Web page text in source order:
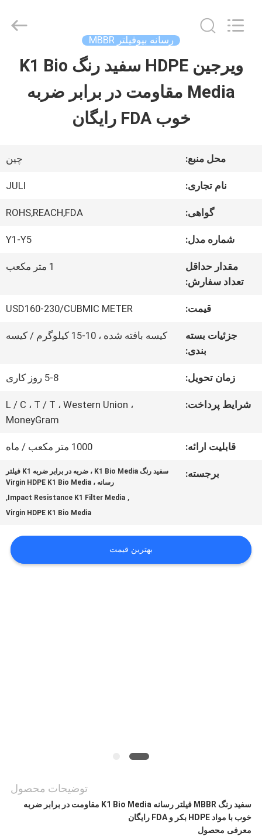
خونه
کارخانه
تماس
بگیرید
درخواست
نقشه
Plastic
CO.,LTD.
Developed
رسانه بیوفیلتر MBBR
ویرجین HDPE سفید رنگ K1 Bio
Media مقاومت در برابر ضربه
خوب FDA رایگان
محل منبع: چین
نام تجاری: JULI
گواهی: ROHS,REACH,FDA
شماره مدل: Y1-Y5
مقدار حداقل
تعداد سفارش:
1 متر مکعب
قیمت: USD160-230/CUBMIC METER
جزئیات بسته
بندی:
کیسه بافته شده ، 10-15 کیلوگرم / کیسه
زمان تحویل: 5-8 روز کاری
شرایط پرداخت:
L / C ، T / T ، Western Union ،
MoneyGram
قابلیت ارائه: 1000 متر مکعب / ماه
برجسته:
سفید رنگ K1 Bio Media ، ضربه در برابر ضربه K1 فیلتر
رسانه ، Virgin HDPE K1 Bio Media
,
Impact Resistance K1 Filter Media
,
Virgin HDPE K1 Bio Media
بهترین قیمت
توضیحات محصول
سفید رنگ MBBR فیلتر رسانه K1 Bio Media مقاومت در برابر ضربه
خوب با مواد HDPE بکر و FDA رایگان
معرفی محصول